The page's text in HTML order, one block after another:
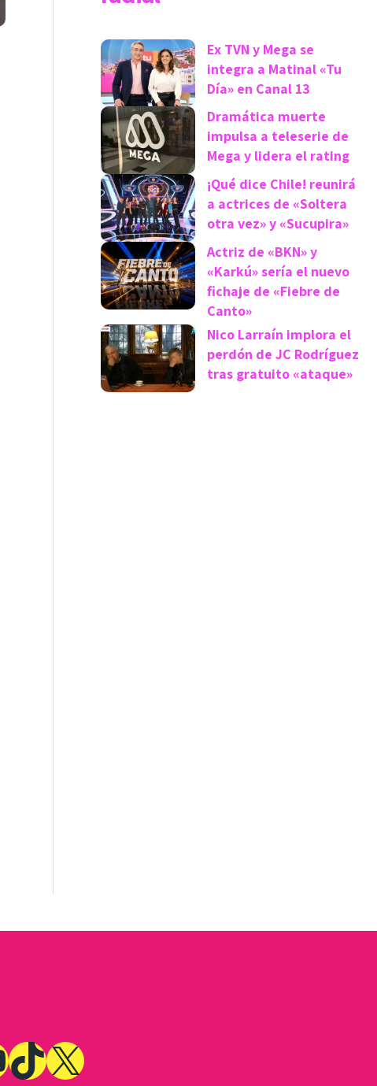
Ex TVN y Mega se
integra a Matinal «Tu
Día» en Canal 13
Dramática muerte
impulsa a teleserie de
Mega y lidera el rating
¡Qué dice Chile! reunirá
a actrices de «Soltera
otra vez» y «Sucupira»
Actriz de «BKN» y
«Karkú» sería el nuevo
fichaje de «Fiebre de
Canto»
Nico Larraín implora el
perdón de JC Rodríguez
tras gratuito «ataque»